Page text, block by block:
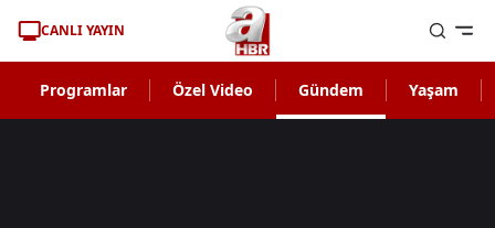
CANLI YAYIN
Programlar Özel Video Gündem Yaşam